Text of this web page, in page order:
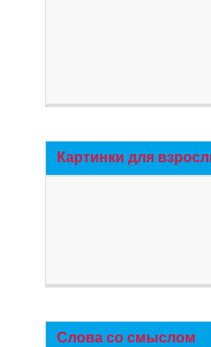
Картинки для
Слова со смыслом